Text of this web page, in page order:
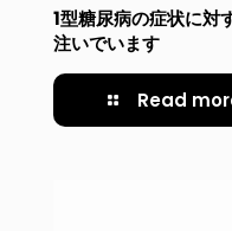
1型糖尿病の症状に対
注いでいます
Read